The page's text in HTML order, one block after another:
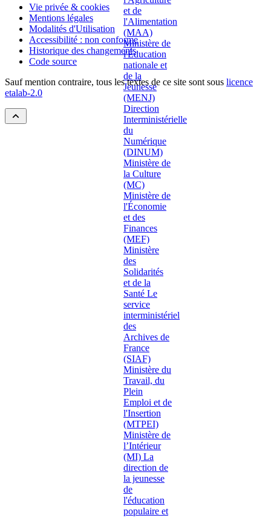
Vie privée & cookies
Mentions légales
Modalités d'Utilisation
Accessibilité : non conforme
Historique des changements
Code source
Sauf mention contraire, tous les textes de ce site sont sous licence
etalab-2.0